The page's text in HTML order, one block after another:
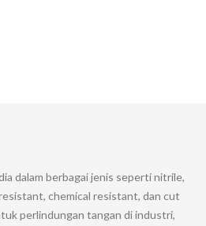
dalam berbagai jenis seperti nitrile,
chemical resistant, dan cut
perlindungan tangan di industri,